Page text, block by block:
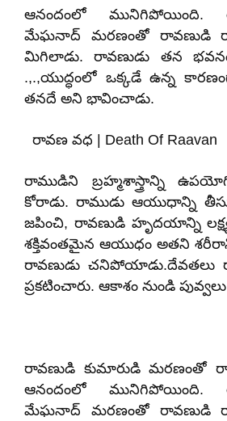
ఆనందంలో మునిగిపోయింది.
మేఘనాద్ మరణంతో రావణుడి
మిగిలాడు. రావణుడు తన
.,.,యుద్ధంలో ఒక్కడే ఉన్న
తనదే అని భావించాడు.
రావణ వధ | Death Of Raavan
రాముడిని బ్రహ్మశాస్త్రాన్ని
కోరాడు. రాముడు ఆయుధాన్ని
జపించి, రావణుడి హృదయాన్ని
శక్తివంతమైన ఆయుధం అతని
రావణుడు చనిపోయాడు.దేవతలు
ప్రకటించారు. ఆకాశం నుండి
రావణుడి కుమారుడి మరణంతో
ఆనందంలో మునిగిపోయింది.
మేఘనాద్ మరణంతో రావణుడి